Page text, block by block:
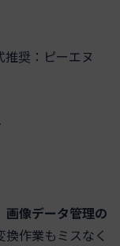
奨：ピーエヌ
画像データ管理の
作業もミスなく